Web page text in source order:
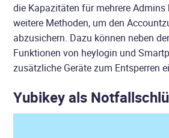
die Kapazitäten für mehrere Admins
weitere Methoden, um den
abzusichern. Dazu können neben
Funktionen von heylogin und
zusätzliche Geräte zum Entsperren
Yubikey als